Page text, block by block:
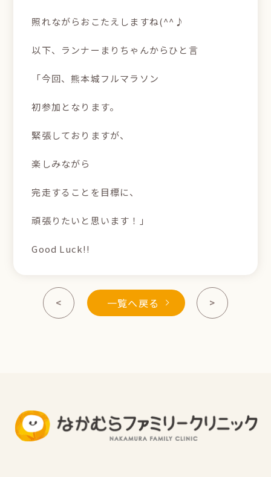
照れながらおこたえしますね(^^♪
以下、ランナーまりちゃんからひと言
「今回、熊本城フルマラソン
初参加となります。
緊張しておりますが、
楽しみながら
完走することを目標に、
頑張りたいと思います！」
Good Luck!!
< 一覧へ戻る >